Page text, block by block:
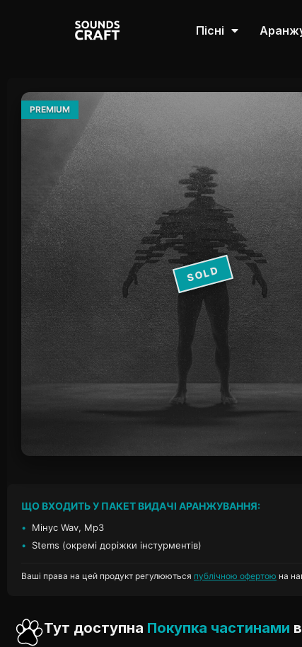
Пісні
PREMIUM
SOLD
ЩО ВХОДИТЬ У ПАКЕТ ВИДАЧІ АРАНЖУВАННЯ:
•
Мінус Wav, Mp3
•
Stems (окремі доріжки інстурментів)
Ваші права на цей продукт регулюються публічною офертою на
Тут доступна Покупка частинами